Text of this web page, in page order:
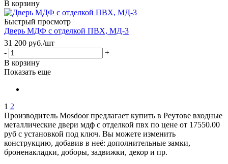
В корзину
Быстрый просмотр
Дверь МДФ с отделкой ПВХ, МД-3
31 200 руб./шт
-
+
В корзину
Показать еще
1 2
Производитель Mosdoor предлагает купить в Реутове входные
металлические двери мдф с отделкой пвх по цене от 17550.00
руб с установкой под ключ. Вы можете изменить
конструкцию, добавив в неё: дополнительные замки,
броненакладки, доборы, задвижки, декор и пр.